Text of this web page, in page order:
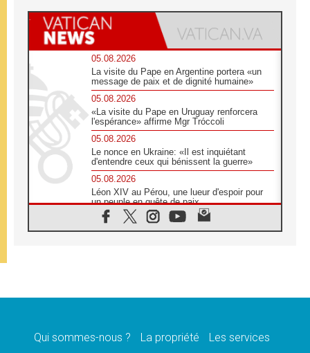
05.08.2026
La visite du Pape en Argentine portera «un
message de paix et de dignité humaine»
05.08.2026
«La visite du Pape en Uruguay renforcera
l'espérance» affirme Mgr Tróccoli
05.08.2026
Le nonce en Ukraine: «Il est inquiétant
d'entendre ceux qui bénissent la guerre»
05.08.2026
Léon XIV au Pérou, une lueur d'espoir pour
un peuple en quête de paix
05.08.2026
SCEAM: L'Église en Afrique vers
en Argentine et au Pérou
Qui sommes-nous ? La propriété Les services